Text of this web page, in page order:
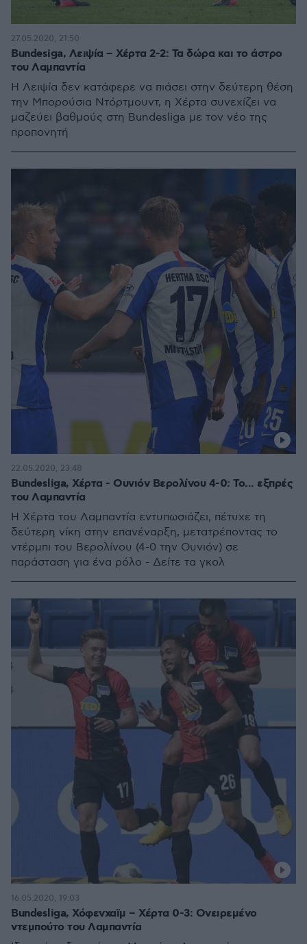
Bundesiga, Λειψία – Χέρτα 2-2: Τα δώρα και το άστρο
του Λαμπαντία
Η Λειψία δεν κατάφερε να πιάσει στην δεύτερη θέση
την Μπορούσια Ντόρτμουντ, η Χέρτα συνεχίζει να
μαζεύει βαθμούς στη Bundesliga με τον νέο της
προπονητή
27.05.2020, 21:50
Bundesliga, Χέρτα - Ουνιόν Βερολίνου 4-0: Το... εξπρές
του Λαμπαντία
Η Χέρτα του Λαμπαντία εντυπωσιάζει, πέτυχε τη
δεύτερη νίκη στην επανέναρξη, μετατρέποντας το
ντέρμπι του Βερολίνου (4-0 την Ουνιόν) σε
παράσταση για ένα ρόλο - Δείτε τα γκολ
22.05.2020, 23:48
Bundesliga, Χόφενχαϊμ – Χέρτα 0-3: Ονειρεμένο
ντεμπούτο του Λαμπαντία
16.05.2020, 19:03